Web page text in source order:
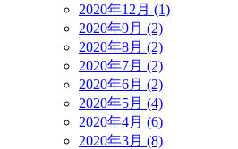
2020年12月 (1)
2020年9月 (2)
2020年8月 (2)
2020年7月 (2)
2020年6月 (2)
2020年5月 (4)
2020年4月 (6)
2020年3月 (8)